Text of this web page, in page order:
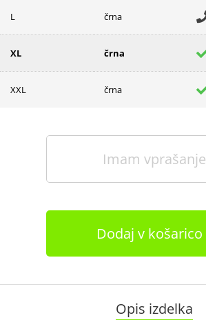
L črna
XL črna
XXL črna
Imam vprašanje
Dodaj v košarico
Opis izdelka